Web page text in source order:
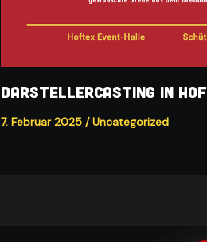
Darstellercasting in Hof
7. Februar 2025 /Uncategorized